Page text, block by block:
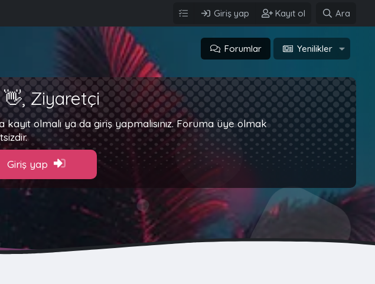
Giriş yap Kayıt ol Ara
Forumlar Yenilikler
Ziyaretçi
olmalı ya da giriş yapmalısınız. Foruma üye olmak
Giriş yap